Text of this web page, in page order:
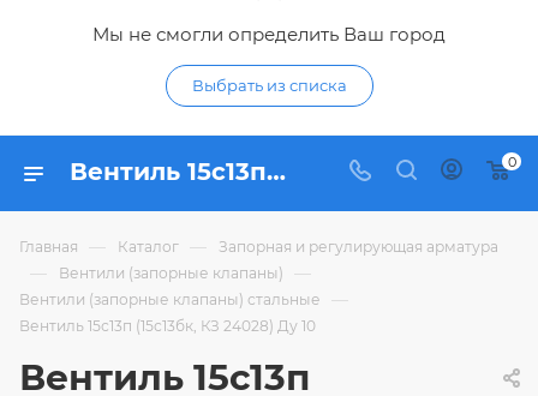
Мы не смогли определить Ваш город
Выбрать из списка
Вентиль 15с13п (15с13бк, КЗ 24028) Ду 10 - купить по цене 1 514,65 ₽ в интернет-магазине Гидропромтехника с доставкой в Курске 0
Главная — Каталог — Запорная и регулирующая арматура
— Вентили (запорные клапаны) —
Вентили (запорные клапаны) стальные —
Вентиль 15с13п (15с13бк, КЗ 24028) Ду 10
Вентиль 15с13п